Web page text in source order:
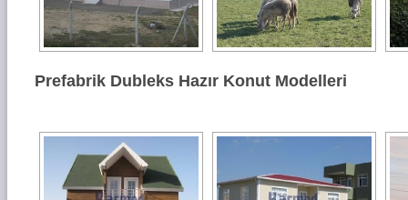
Prefabrik Dubleks Hazır Konut Modelleri